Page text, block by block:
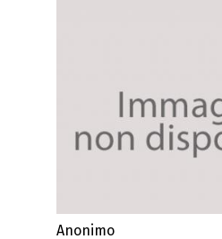
Anonimo